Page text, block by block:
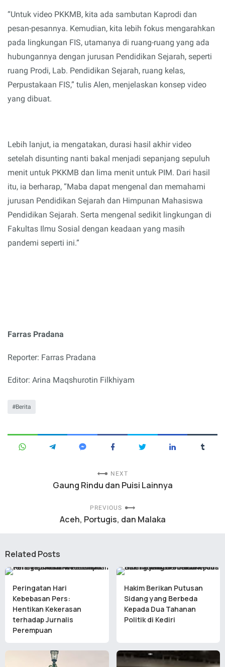
“Untuk video PKKMB, kita ada sambutan Kaprodi dan
pesan-pesannya. Kemudian, kita lebih fokus mengarahkan
pada lingkungan FIS, utamanya di ruang-ruang yang ada
hubungannya dengan jurusan Pendidikan Sejarah, seperti
ruang Prodi, Lab. Pendidikan Sejarah, ruang kelas,
Perpustakaan FIS,” tulis Alen, menjelaskan konsep video
yang dibuat.
Lebih lanjut, ia mengatakan, durasi hasil akhir video
setelah disunting nanti bakal menjadi sepanjang sepuluh
menit untuk PKKMB dan lima menit untuk PIM. Dari hasil
itu, ia berharap, “Maba dapat mengenal dan memahami
jurusan Pendidikan Sejarah dan Himpunan Mahasiswa
Pendidikan Sejarah. Serta mengenal sedikit lingkungan di
Fakultas Ilmu Sosial dengan keadaan yang masih
pandemi seperti ini.”
Farras Pradana
Reporter: Farras Pradana
Editor: Arina Maqshurotin Filkhiyam
Berita
NEXT
Gaung Rindu dan Puisi Lainnya
PREVIOUS
Aceh, Portugis, dan Malaka
Related Posts
Peringatan Hari
Kebebasan Pers:
Hentikan Kekerasan
terhadap Jurnalis
Perempuan
Hakim Berikan Putusan
Sidang yang Berbeda
Kepada Dua Tahanan
Politik di Kediri